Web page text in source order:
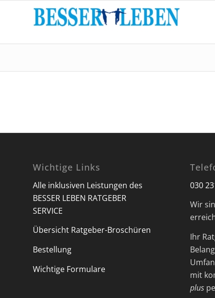
Wichtige Links
Alle inklusiven Leistungen des
BESSER LEBEN RATGEBER
SERVICE
Übersicht Ratgeber-Broschüren
Bestellung
Wichtige Formulare
030
Wir
Ihr
mit
plus